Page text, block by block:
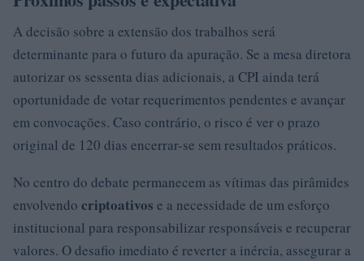
A decisão sobre a extensão dos trabalhos será
determinante para o futuro da apuração. Se a mesa diretora
autorizar os sessenta dias adicionais, a CPI ainda terá
oportunidade de votar requerimentos pendentes e avançar
em convocações. Caso contrário, o risco é ver o prazo
original de 120 dias encerrar-se sem resultados práticos.
No centro do debate permanecem as vítimas das pirâmides
envolvendo criptoativos e a necessidade de um esforço
institucional para responsabilizar responsáveis e recuperar
valores. O desafio imediato é reverter a inércia, assegurar a